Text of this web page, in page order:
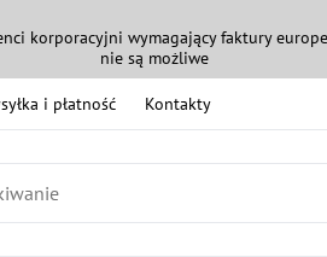
korporacyjni wymagający faktury
nie są możliwe
i płatność Kontakty